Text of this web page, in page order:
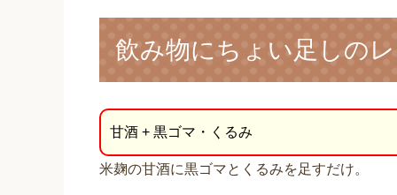
飲み物にちょい足しの
甘酒 + 黒ゴマ・くるみ
米麹の甘酒に黒ゴマとくるみを足すだけ。